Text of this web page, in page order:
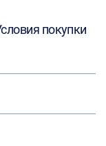
покупки